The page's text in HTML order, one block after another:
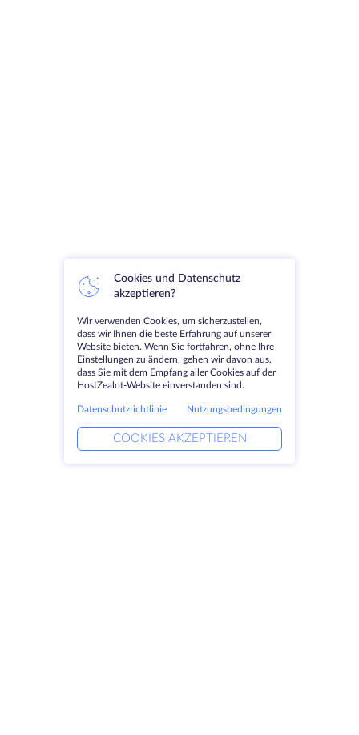
Cookies und Datenschutz
akzeptieren?
Wir verwenden Cookies, um sicherzustellen,
dass wir Ihnen die beste Erfahrung auf unserer
Website bieten. Wenn Sie fortfahren, ohne Ihre
Einstellungen zu ändern, gehen wir davon aus,
dass Sie mit dem Empfang aller Cookies auf der
HostZealot-Website einverstanden sind.
Datenschutzrichtlinie Nutzungsbedingungen
COOKIES AKZEPTIEREN